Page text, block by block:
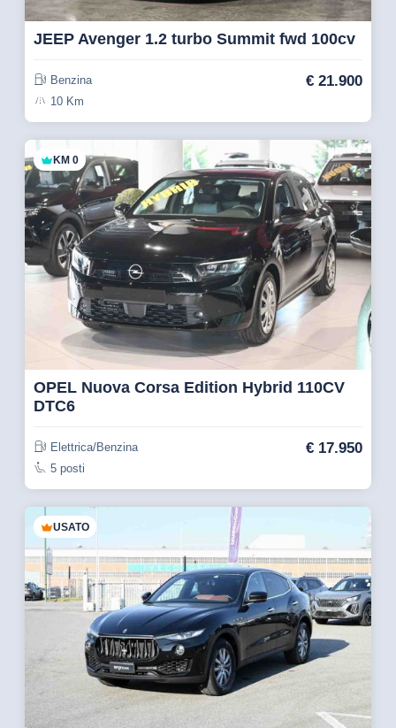
JEEP Avenger 1.2 turbo Summit fwd 100cv
Benzina
10 Km
€ 21.900
KM 0
OPEL Nuova Corsa Edition Hybrid 110CV
DTC6
Elettrica/Benzina
5 posti
€ 17.950
USATO